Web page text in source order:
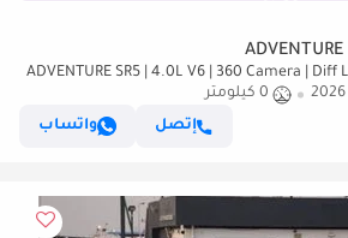
تويوتا هيلوكس ADVENTURE SR5 | 4.0L V6 | 360 Camera | Diff Lock | GCC
2026
0 كيلومتر
إتصل
واتساب